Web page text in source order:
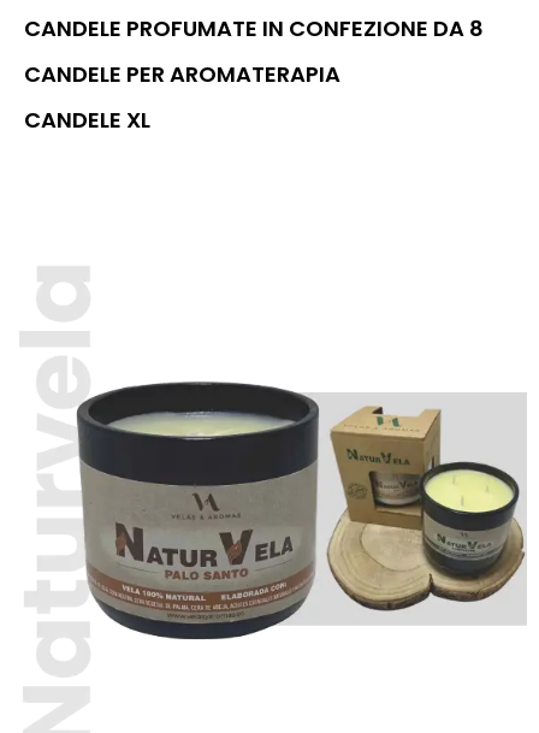
CANDELE PROFUMATE IN CONFEZIONE DA 8
CANDELE PER AROMATERAPIA
CANDELE XL